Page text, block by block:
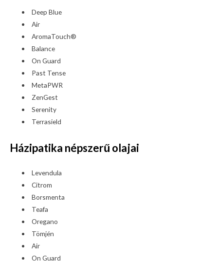
Deep Blue
Air
AromaTouch®
Balance
On Guard
Past Tense
MetaPWR
ZenGest
Serenity
Terrasield
Házipatika népszerű olajai
Levendula
Citrom
Borsmenta
Teafa
Oregano
Tömjén
Air
On Guard